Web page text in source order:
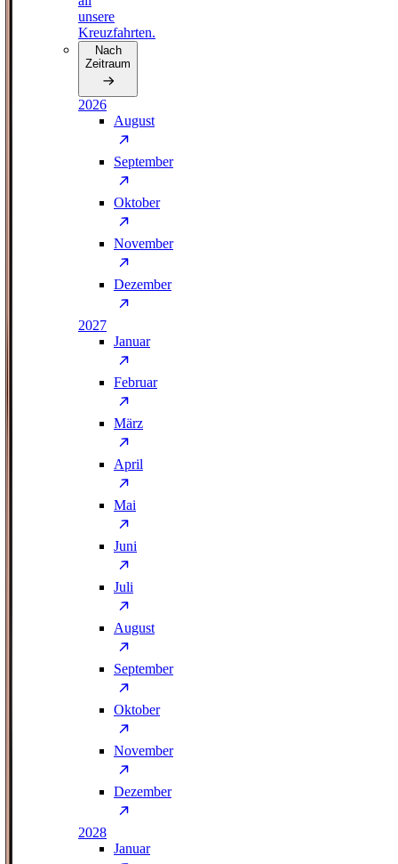
unsere
Kreuzfahrten.
Nach
Zeitraum
2026
August
September
Oktober
November
Dezember
2027
Januar
Februar
März
April
Mai
Juni
Juli
August
September
Oktober
November
Dezember
2028
Januar